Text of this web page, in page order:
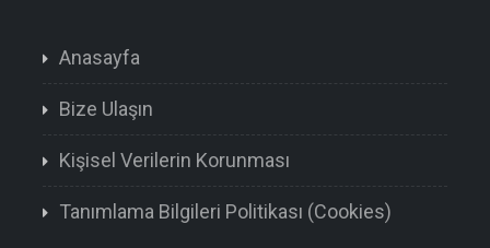
Anasayfa
Bize Ulaşın
Kişisel Verilerin Korunması
Tanımlama Bilgileri Politikası (Cookies)